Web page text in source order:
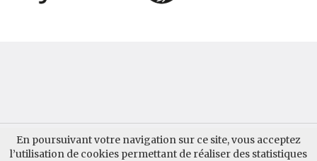
En poursuivant votre navigation sur ce site, vous acceptez
l’utilisation de cookies permettant de réaliser des statistiques
QUI SOMMES-NOUS ? CONTACTER AUPARFUM